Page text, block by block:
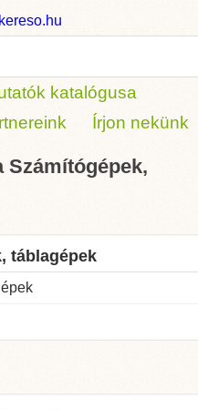
katalógusa
Írjon nekünk
Számítógépek,
táblagépek